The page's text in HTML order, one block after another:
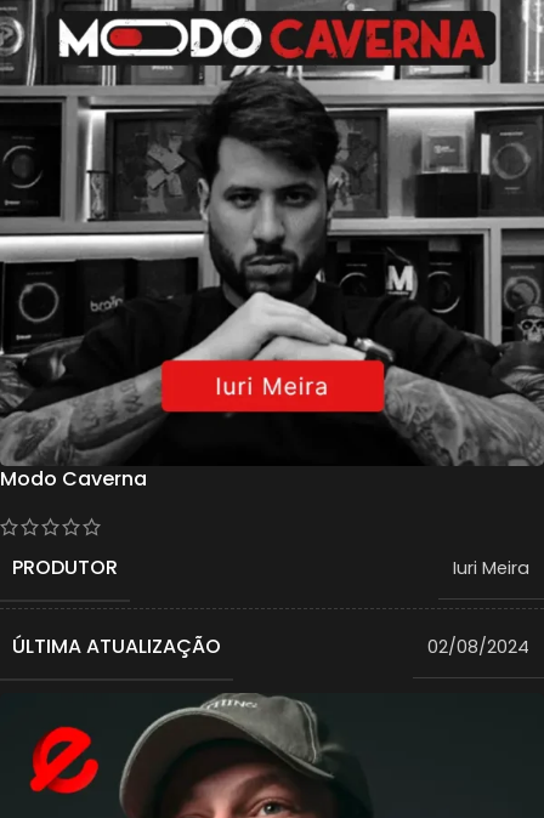
Modo Caverna
PRODUTOR Iuri Meira
ÚLTIMA ATUALIZAÇÃO 02/08/2024